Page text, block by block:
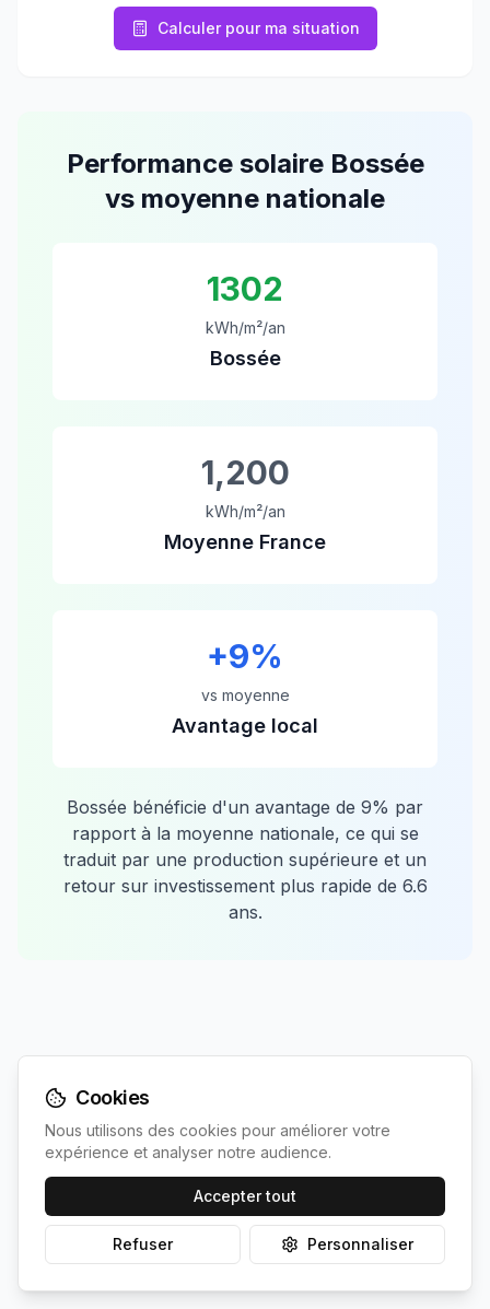
Calculer pour ma situation
Performance solaire Bossée
vs moyenne nationale
1302
kWh/m²/an
Bossée
1,200
kWh/m²/an
Moyenne France
+9%
vs moyenne
Avantage local
Bossée bénéficie d'un avantage de 9% par
rapport à la moyenne nationale, ce qui se
traduit par une production supérieure et un
retour sur investissement plus rapide de 6.6
ans.
Comparaison avec les
communes les plus proches
Découvrez comment Bosséese positionne
par rapport à ses voisines
Cookies
Nous utilisons des cookies pour améliorer votre
expérience et analyser notre audience.
Accepter tout
Refuser Personnaliser